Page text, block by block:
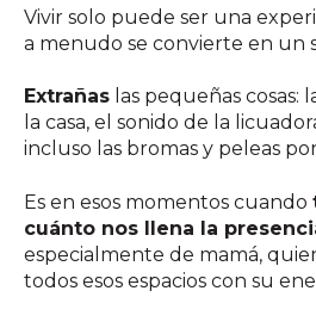
Vivir solo puede ser una
a menudo se convierte en un
Extrañas las pequeñas cosas:
la casa, el sonido de la
incluso las bromas y peleas
Es en esos momentos cuando
cuánto nos llena la
especialmente de mamá,
todos esos espacios con su